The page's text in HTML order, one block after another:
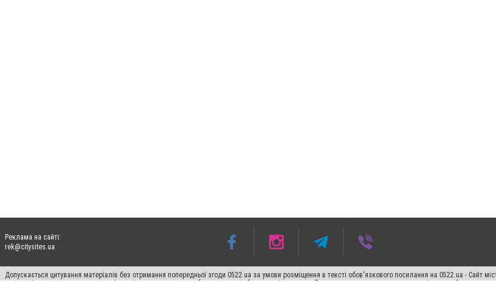
Реклама на сайті:
rek@citysites.ua
Допускається цитування матеріалів без отримання попередньої згоди 0522.ua за умови розміщення в тексті обов'язкового посилання на 0522.ua - Сайт
систем гіперпосилання на цитовані статті не нижче другого абзацу в тексті або в якості джерела. Порушення виняткових прав переслідується Законом.